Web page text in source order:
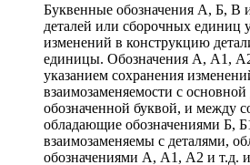
Буквенные обозначения А, Б, В
деталей или сборочных единиц
изменений в конструкцию
единицы. Обозначения А, А1,
указанием сохранения
взаимозаменяемости с
обозначенной буквой, и между
обладающие обозначениями Б,
взаимозаменяемы с деталями,
обозначениями А, А1, А2 и т.д.